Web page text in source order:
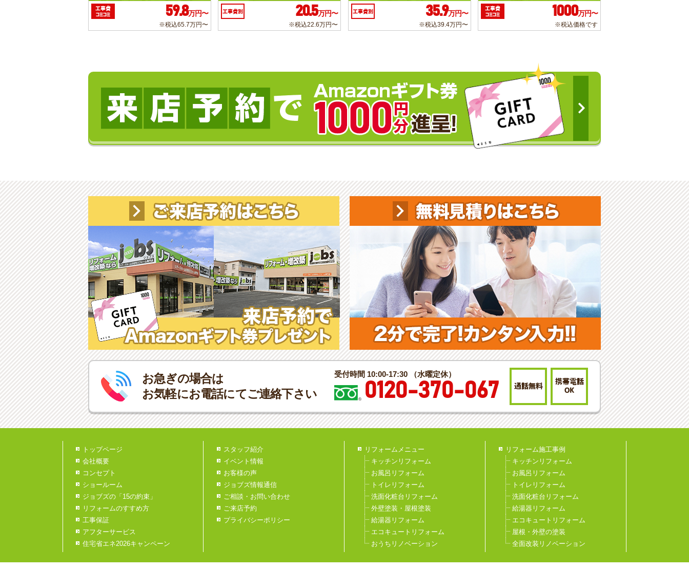
工事費
コミコミ
59.8万円〜
※税込65.7万円〜
工事費別 20.5万円〜
※税込22.6万円〜
工事費別 35.9万円〜
※税込39.4万円〜
工事費
コミコミ
1000万円〜
※税込価格です
お急ぎの場合は
お気軽にお電話にてご連絡下さい
受付時間 10:00-17:30 （水曜定休）
0120-370-067 通話無料
携帯電話
OK
トップページ
会社概要
コンセプト
ショールーム
ジョブズの「15の約束」
リフォームのすすめ方
工事保証
アフターサービス
住宅省エネ2026キャンペーン
スタッフ紹介
イベント情報
お客様の声
ジョブズ情報通信
ご相談・お問い合わせ
ご来店予約
プライバシーポリシー
リフォームメニュー
キッチンリフォーム
お風呂リフォーム
トイレリフォーム
洗面化粧台リフォーム
外壁塗装・屋根塗装
給湯器リフォーム
エコキュートリフォーム
おうちリノベーション
リフォーム施工事例
キッチンリフォーム
お風呂リフォーム
トイレリフォーム
洗面化粧台リフォーム
給湯器リフォーム
エコキュートリフォーム
屋根・外壁の塗装
全面改装リノベーション